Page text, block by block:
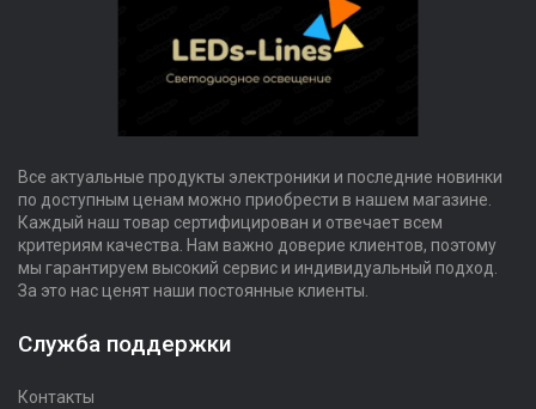
Все актуальные продукты электроники и последние новинки
по доступным ценам можно приобрести в нашем магазине.
Каждый наш товар сертифицирован и отвечает всем
критериям качества. Нам важно доверие клиентов, поэтому
мы гарантируем высокий сервис и индивидуальный подход.
За это нас ценят наши постоянные клиенты.
Служба поддержки
Контакты